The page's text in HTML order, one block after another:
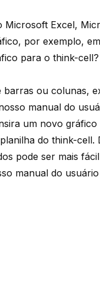
Microsoft Excel,
por exemplo,
para o think-cell?
ou colunas,
manual do
um novo
do think-cell.
pode ser mais
manual do